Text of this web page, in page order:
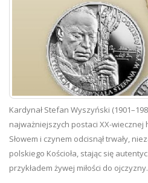
Kardynał Stefan Wyszyński
najważniejszych postaci XX-wiecznej
Słowem i czynem odcisnął trwały,
polskiego Kościoła, stając się
przykładem żywej miłości do ojczyzny.